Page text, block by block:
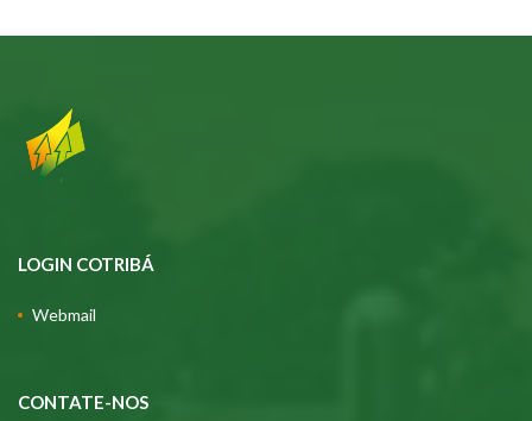
LOGIN COTRIBÁ
Webmail
CONTATE-NOS